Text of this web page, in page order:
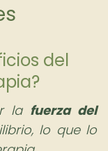
del
la fuerza del
lo que lo